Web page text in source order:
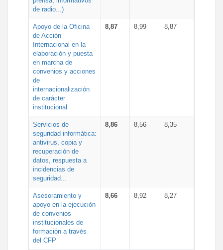
de radio...)
Apoyo de la Oficina
de Acción
Internacional en la
elaboración y puesta
en marcha de
convenios y acciones
de
internacionalización
de carácter
institucional
8,87 8,99 8,87
Servicios de
seguridad informática:
antivirus, copia y
recuperación de
datos, respuesta a
incidencias de
seguridad...
8,86 8,56 8,35
Asesoramiento y
apoyo en la ejecución
de convenios
institucionales de
formación a través
del CFP
8,66 8,92 8,27